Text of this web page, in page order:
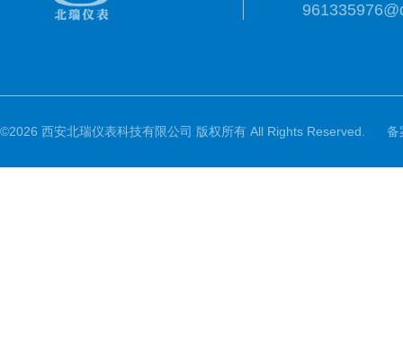
©2026 西安北瑞仪表科技有限公司 版权所有 All Rights Reserved. 备